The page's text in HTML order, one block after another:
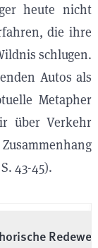
heute nicht
die ihre
schlugen.
Autos als
Metapher
über Verkehr
43-45).